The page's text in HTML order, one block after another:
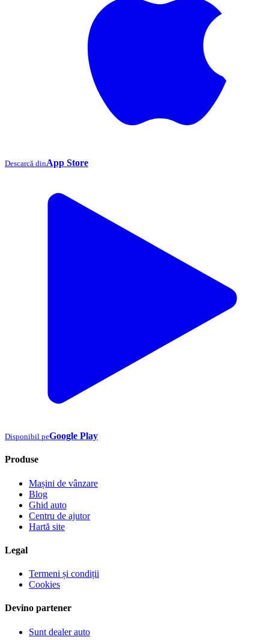
Descarcă dinApp Store
Disponibil peGoogle Play
Produse
Mașini de vânzare
Blog
Ghid auto
Centru de ajutor
Hartă site
Legal
Termeni și condiții
Cookies
Devino partener
Sunt dealer auto